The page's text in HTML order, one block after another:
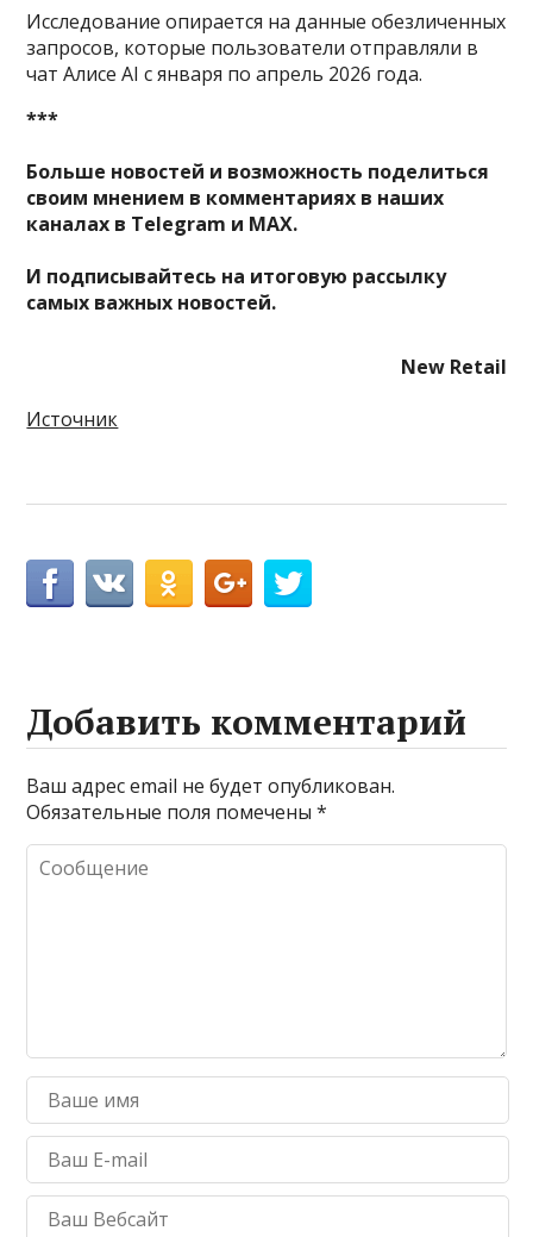
Исследование опирается на данные обезличенных
запросов, которые пользователи отправляли в
чат Алисе AI с января по апрель 2026 года.
***
Больше новостей и возможность поделиться
своим мнением в комментариях в наших
каналах в Telegram и MAX.
И подписывайтесь на итоговую рассылку
самых важных новостей.
New Retail
Источник
Добавить комментарий
Ваш адрес email не будет опубликован.
Обязательные поля помечены*